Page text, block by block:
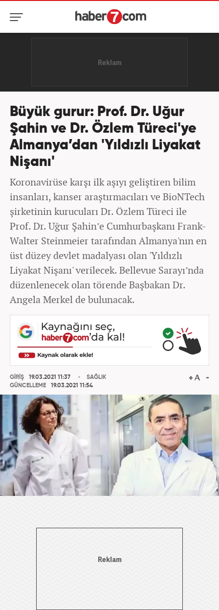
Büyük gurur: Prof. Dr. Uğur
Şahin ve Dr. Özlem Türeci'ye
Almanya’dan 'Yıldızlı Liyakat
Nişanı'
Koronavirüse karşı ilk aşıyı geliştiren bilim
insanları, kanser araştırmacıları ve BioNTech
şirketinin kurucuları Dr. Özlem Türeci ile
Prof. Dr. Uğur Şahin’e Cumhurbaşkanı Frank-
Walter Steinmeier tarafından Almanya'nın en
üst düzey devlet madalyası olan 'Yıldızlı
Liyakat Nişanı' verilecek. Bellevue Sarayı’nda
düzenlenecek olan törende Başbakan Dr.
Angela Merkel de bulunacak.
GİRİŞ
19.03.2021 11:37
GÜNCELLEME
19.03.2021 11:54
SAĞLIK